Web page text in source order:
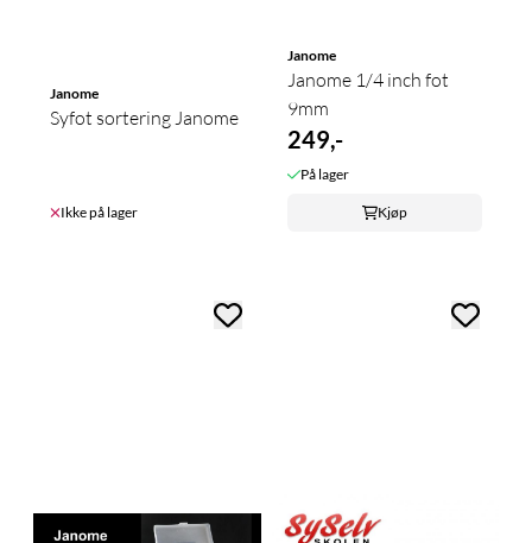
Janome
Syfot sortering Janome
Ikke på lager
Janome
Janome 1/4 inch fot
9mm
249,-
På lager
Kjøp